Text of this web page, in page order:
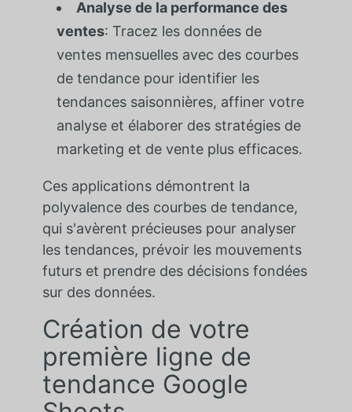
Analyse de la performance des
ventes: Tracez les données de
ventes mensuelles avec des courbes
de tendance pour identifier les
tendances saisonnières, affiner votre
analyse et élaborer des stratégies de
marketing et de vente plus efficaces.
Ces applications démontrent la
polyvalence des courbes de tendance,
qui s'avèrent précieuses pour analyser
les tendances, prévoir les mouvements
futurs et prendre des décisions fondées
sur des données.
Création de votre
première ligne de
tendance Google